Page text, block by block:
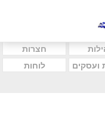
חצרות
ועסקים
לוחות